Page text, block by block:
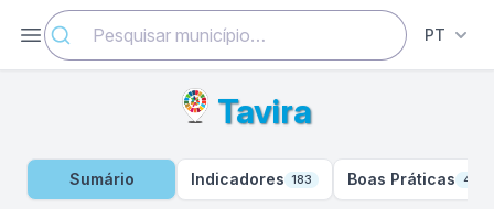
Abrir menu PT
Tavira
Sumário Indicadores 183 Boas Práticas 44